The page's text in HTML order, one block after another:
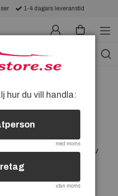
1-4 dagars leveranstid
pins som uttrycker din
Utforska vårt sortiment av
Liberia på ett stilfullt sätt.
hur du vill handla:
med moms
utan moms